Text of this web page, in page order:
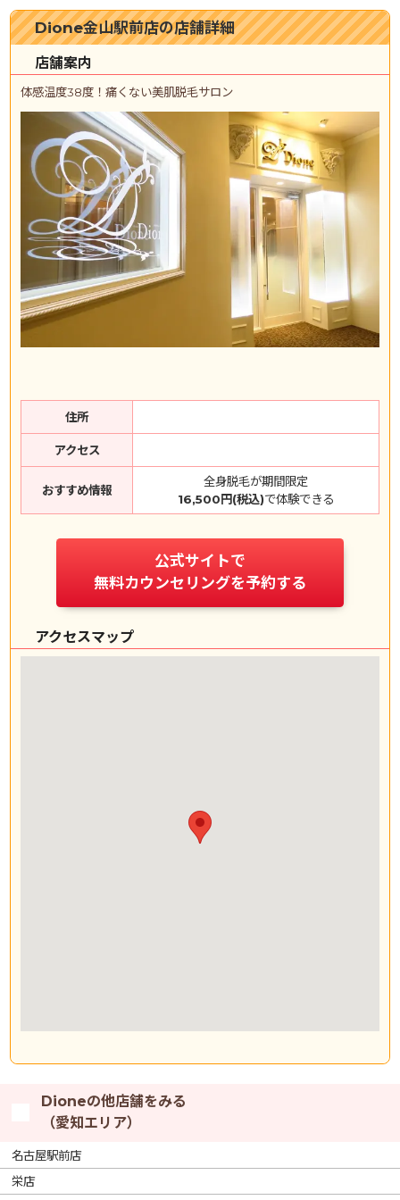
Dione金山駅前店の店舗詳細
店舗案内
体感温度38度！痛くない美肌脱毛サロン
住所
アクセス
おすすめ情報
全身脱毛が期間限定
16,500円(税込)で体験できる
公式サイトで
無料カウンセリングを予約する
アクセスマップ
Dioneの他店舗をみる
（愛知エリア）
名古屋駅前店
栄店